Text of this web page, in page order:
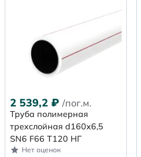
2 539,2 ₽ /пог.м.
Труба полимерная
трехслойная d160х6,5
SN6 F66 Т120 НГ
Нет оценок